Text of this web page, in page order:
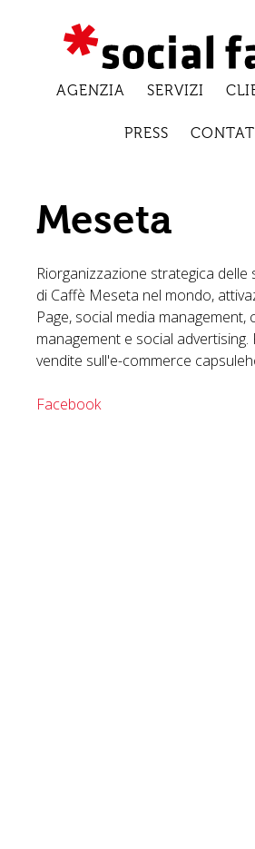
AGENZIA SERVIZI
PRESS
Meseta
Riorganizzazione strategica
di Caffè Meseta nel mondo,
Page, social media management,
management e social
vendite sull'e-commerce
Facebook